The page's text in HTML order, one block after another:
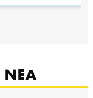
ΝΕΑ